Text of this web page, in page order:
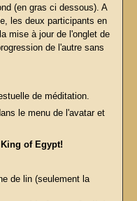
(en gras ci dessous). A
les deux participants en
mise à jour de l'onglet de
de l'autre sans
de méditation.
le menu de l'avatar et
of Egypt!
de lin (seulement la